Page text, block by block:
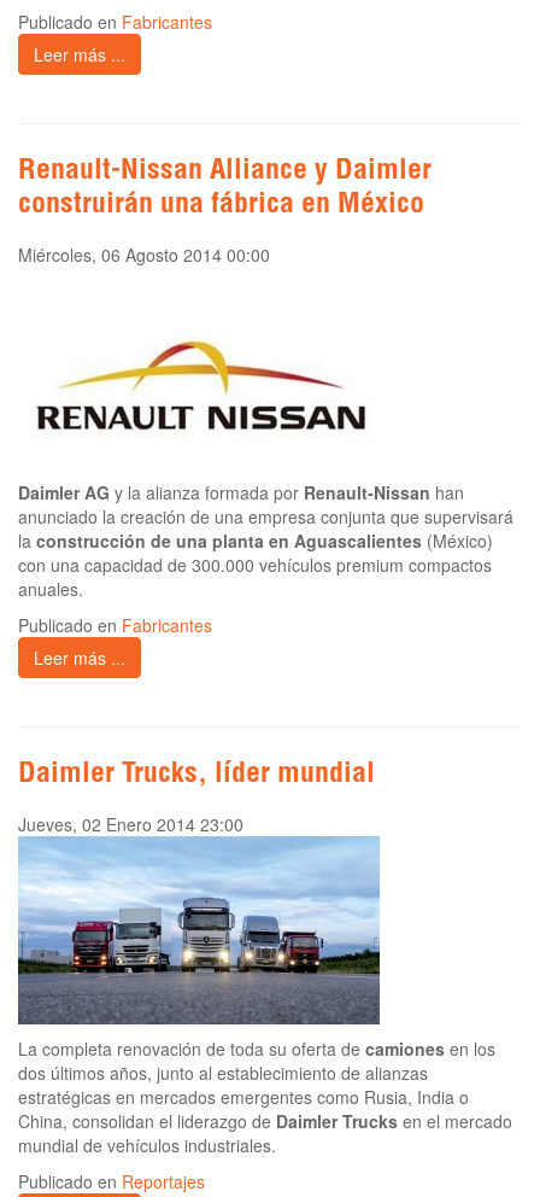
Publicado en Fabricantes
Leer más ...
Renault-Nissan Alliance y Daimler
construirán una fábrica en México
Miércoles, 06 Agosto 2014 00:00
Daimler AG y la alianza formada por Renault-Nissan han
anunciado la creación de una empresa conjunta que supervisará
la construcción de una planta en Aguascalientes (México)
con una capacidad de 300.000 vehículos premium compactos
anuales.
Publicado en Fabricantes
Leer más ...
Daimler Trucks, líder mundial
Jueves, 02 Enero 2014 23:00
La completa renovación de toda su oferta de camiones en los
dos últimos años, junto al establecimiento de alianzas
estratégicas en mercados emergentes como Rusia, India o
China, consolidan el liderazgo de Daimler Trucks en el mercado
mundial de vehículos industriales.
Publicado en Reportajes